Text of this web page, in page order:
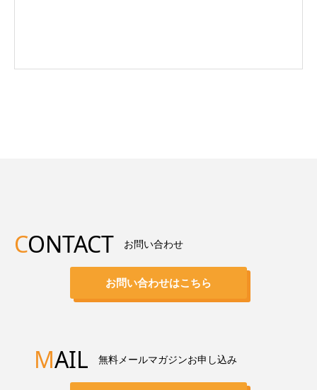
CONTACT お問い合わせ
お問い合わせはこちら
MAIL 無料メールマガジンお申し込み